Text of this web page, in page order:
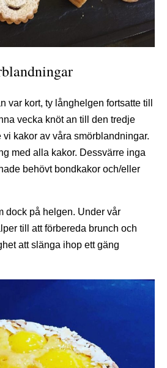
var kort, ty långhelgen fortsatte till
vecka knöt an till den tredje
kakor av våra smörblandningar.
med alla kakor. Dessvärre inga
behövt bondkakor och/eller
dock på helgen. Under vår
till att förbereda brunch och
att slänga ihop ett gäng